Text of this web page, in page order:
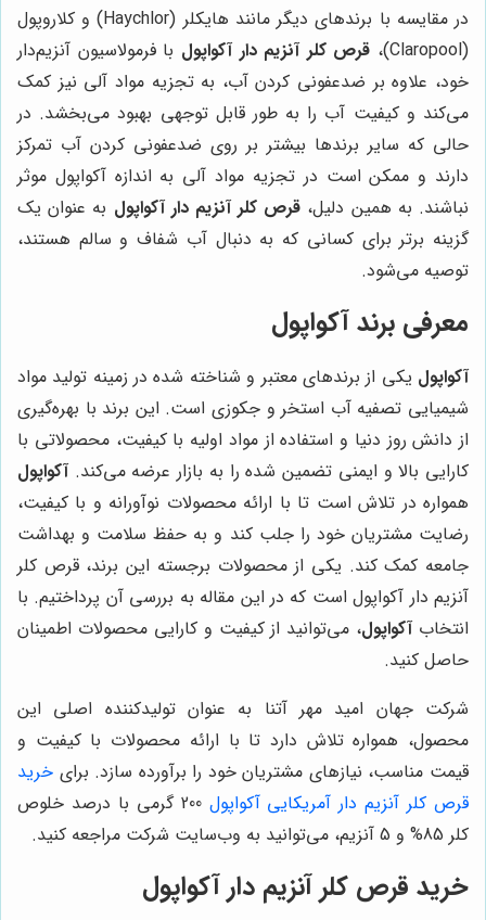
در مقایسه با برندهای دیگر مانند هایکلر (Haychlor) و کلاروپول
(Claropool)،
قرص کلر آنزیم دار آکواپول با فرمولاسیون آنزیم‌دار
خود، علاوه بر ضدعفونی کردن آب، به تجزیه مواد آلی نیز کمک
می‌کند و کیفیت آب را به طور قابل توجهی بهبود می‌بخشد. در
حالی که سایر برندها بیشتر بر روی ضدعفونی کردن آب تمرکز
دارند و ممکن است در تجزیه مواد آلی به اندازه آکواپول موثر
نباشند. به همین دلیل، قرص کلر آنزیم دار آکواپول به عنوان یک
گزینه برتر برای کسانی که به دنبال آب شفاف و سالم هستند،
توصیه می‌شود.
معرفی برند آکواپول
آکواپول یکی از برندهای معتبر و شناخته شده در زمینه تولید مواد
شیمیایی تصفیه آب استخر و جکوزی است. این برند با بهره‌گیری
از دانش روز دنیا و استفاده از مواد اولیه با کیفیت، محصولاتی با
کارایی بالا و ایمنی تضمین شده را به بازار عرضه می‌کند.آکواپول
همواره در تلاش است تا با ارائه محصولات نوآورانه و با کیفیت،
رضایت مشتریان خود را جلب کند و به حفظ سلامت و بهداشت
جامعه کمک کند. یکی از محصولات برجسته این برند، قرص کلر
آنزیم دار آکواپول است که در این مقاله به بررسی آن پرداختیم. با
انتخابآکواپول، می‌توانید از کیفیت و کارایی محصولات اطمینان
حاصل کنید.
شرکت جهان امید مهر آتنا به عنوان تولیدکننده اصلی این
محصول، همواره تلاش دارد تا با ارائه محصولات با کیفیت و
قیمت مناسب، نیازهای مشتریان خود را برآورده سازد. برای خرید
قرص کلر آنزیم دار آمریکایی آکواپول
200 گرمی با درصد خلوص
کلر 85% و 5 آنزیم، می‌توانید به وب‌سایت شرکت مراجعه کنید.
خرید قرص کلر آنزیم دار آکواپول